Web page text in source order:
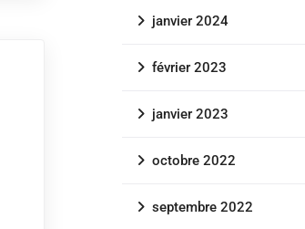
janvier 2024
février 2023
janvier 2023
octobre 2022
septembre 2022